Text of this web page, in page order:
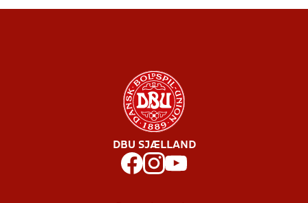
DBU SJÆLLAND